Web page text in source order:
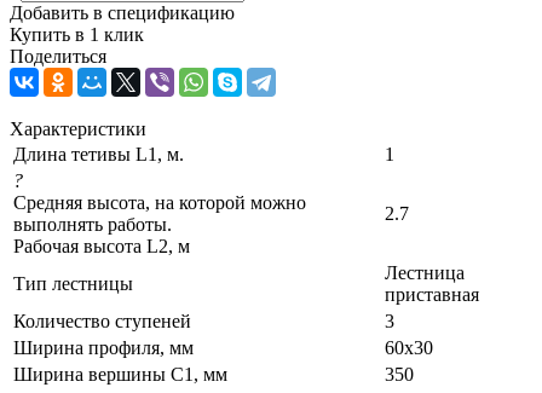
Добавить в спецификацию
Купить в 1 клик
Поделиться
Характеристики
Длина тетивы L1, м.
1
?
Средняя высота, на которой можно
выполнять работы.
Рабочая высота L2, м
2.7
Тип лестницы
Лестница
приставная
Количество ступеней
3
Ширина профиля, мм
60х30
Ширина вершины С1, мм
350